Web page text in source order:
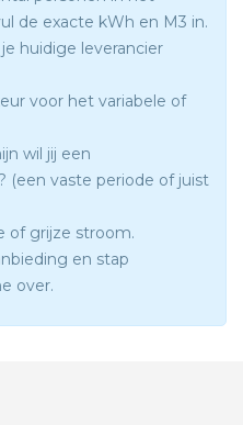
de exacte kWh en M3 in.
huidige leverancier
voor het variabele of
wil jij een
(een vaste periode of juist
of grijze stroom.
en stap
over.